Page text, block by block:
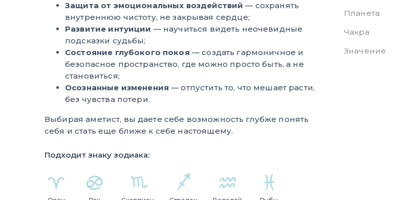
Защита от эмоциональных воздействий — сохранять
внутреннюю чистоту, не закрывая сердце;
Развитие интуиции — научиться видеть неочевидные
подсказки судьбы;
Состояние глубокого покоя — создать гармоничное и
безопасное пространство, где можно просто быть, а не
становиться;
Осознанные изменения — отпустить то, что мешает расти,
без чувства потери.
Выбирая аметист, вы даете себе возможность глубже понять
себя и стать еще ближе к себе настоящему.
Подходит знаку зодиака:
Планета
Чакра
Значение